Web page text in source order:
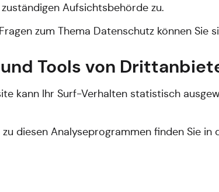
Aufsichtsbehörde zu.
zum Thema Datenschutz können Sie
Tools von
kann Ihr Surf-Verhalten statistisch
diesen Analyseprogrammen finden Sie in